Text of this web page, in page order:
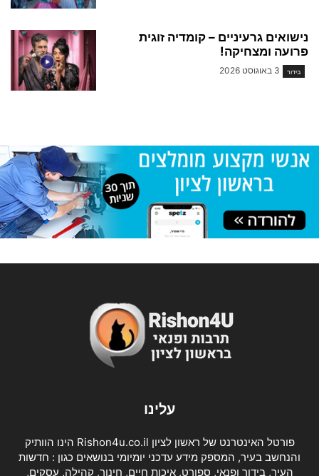
נישואים גרעיניים – קומדיה זוגית
פרועה ומצחיקה!
בידור 3 באוגוסט 2026
עלינו
פורטל האינטרנט של ראשון לציון Rishon4u.co.il הינו הוותיק
והנחשב בעיר, המספק מידע עדכני יומיומי בנושאים כגון : חדשות
העיר, בידור ופנאי, ספורט, איכות חיים, חינוך, קהילה, עסקים,